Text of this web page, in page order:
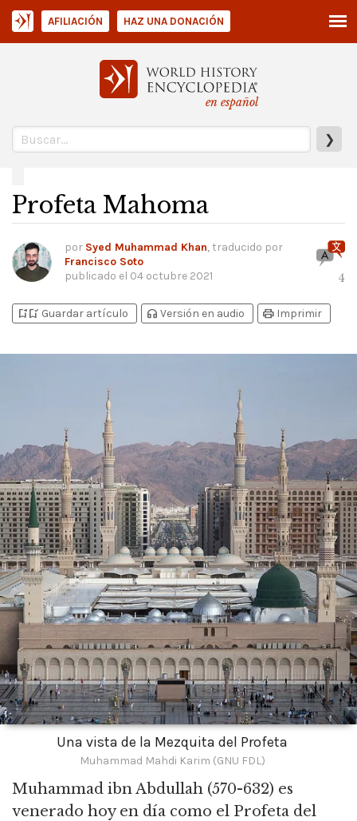
en español
❯
AFILIACIÓN HAZ UNA DONACIÓN
Profeta Mahoma
por Syed Muhammad Khan, traducido por
Francisco Soto
publicado el 04 octubre 2021 4
bookmark_addbookmark_added Guardar artículo headphones Versión en audio print Imprimir
Una vista de la Mezquita del Profeta
Muhammad Mahdi Karim (GNU FDL)
Muhammad ibn Abdullah (570-632) es
venerado hoy en día como el Profeta del